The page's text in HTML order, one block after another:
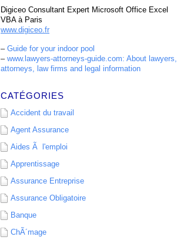
Digiceo Consultant Expert Microsoft Office Excel
VBA à Paris
www.digiceo.fr
– Guide for your indoor pool
– www.lawyers-attorneys-guide.com: About lawyers,
attorneys, law firms and legal information
CATÉGORIES
Accident du travail
Agent Assurance
Aides Ã l'emploi
Apprentissage
Assurance Entreprise
Assurance Obligatoire
Banque
ChÃ´mage